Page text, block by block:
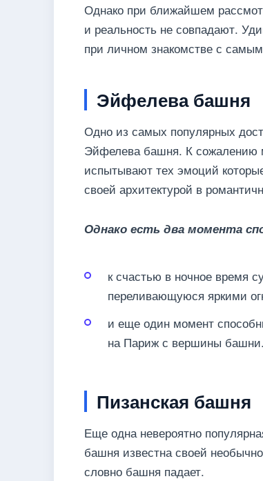
Однако при ближайшем
и реальность не совпадают.
при личном знакомстве с
Эйфелева башня
Одно из самых популярных
Эйфелева башня. К сожалению
испытывают тех эмоций
своей архитектурой в
Однако есть два момента
к счастью в ночное время
переливающуюся яркими
и еще один момент
на Париж с вершины башни.
Пизанская башня
Еще одна невероятно
башня известна своей
словно башня падает.